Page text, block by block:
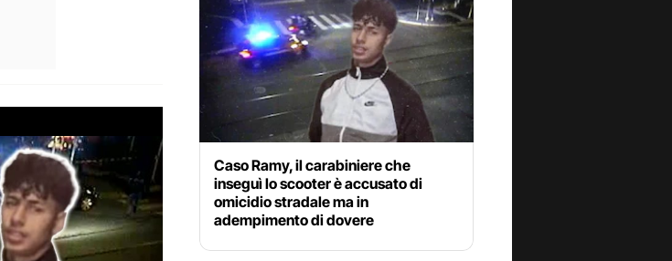
Caso Ramy, il carabiniere che
inseguì lo scooter è accusato di
omicidio stradale ma in
adempimento di dovere